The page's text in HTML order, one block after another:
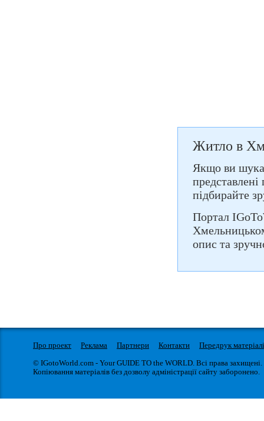
Житло в
Якщо ви
підбирайте
Портал
опис та
Про проект Реклама Партнери Контакти
Передрук
© IGotoWorld.com - Your GUIDE TO the WORLD. Всі права захищені.
Копіювання матеріалів без дозволу адміністрації сайту заборонено.